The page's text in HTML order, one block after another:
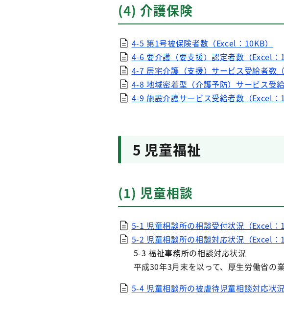
(4) 介護保険
4-5 第1号被保険者数（Excel：10KB）
4-6 要介護（要支援）認定者数（Excel：
4-7 居宅介護（支援）サービス受給者数
4-8 地域密着型（介護予防）サービス受
4-9 施設介護サービス受給者数（Excel：
5 児童福祉
(1) 児童相談
5-1 児童相談所の相談受付状況（Excel：
5-2 児童相談所の相談対応状況（Excel：
5-3 福祉事務所の相談対応状況
平成30年3月末を以って、厚生労働省の
5-4 児童相談所の被虐待児童相談対応状